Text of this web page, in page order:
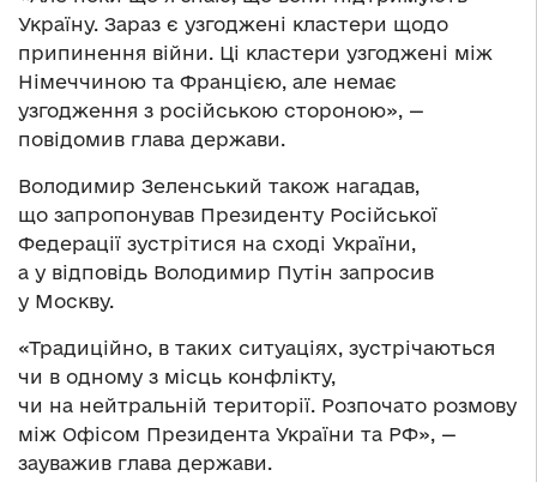
Україну. Зараз є узгоджені кластери щодо
припинення війни. Ці кластери узгоджені між
Німеччиною та Францією, але немає
узгодження з російською стороною», —
повідомив глава держави.
Володимир Зеленський також нагадав,
що запропонував Президенту Російської
Федерації зустрітися на сході України,
а у відповідь Володимир Путін запросив
у Москву.
«Традиційно, в таких ситуаціях, зустрічаються
чи в одному з місць конфлікту,
чи на нейтральній території. Розпочато розмову
між Офісом Президента України та РФ», —
зауважив глава держави.